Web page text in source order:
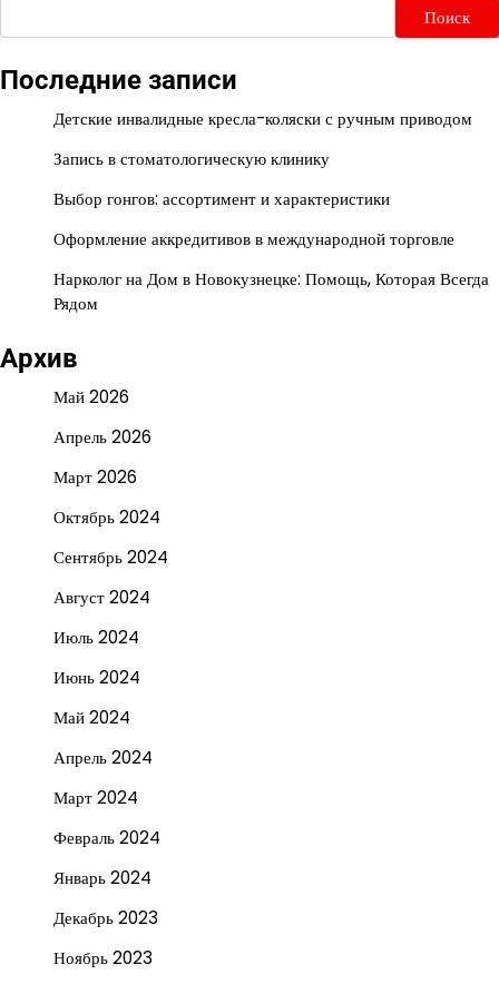
Поиск
Последние записи
Детские инвалидные кресла-коляски с ручным приводом
Запись в стоматологическую клинику
Выбор гонгов: ассортимент и характеристики
Оформление аккредитивов в международной торговле
Нарколог на Дом в Новокузнецке: Помощь, Которая Всегда
Рядом
Архив
Май 2026
Апрель 2026
Март 2026
Октябрь 2024
Сентябрь 2024
Август 2024
Июль 2024
Июнь 2024
Май 2024
Апрель 2024
Март 2024
Февраль 2024
Январь 2024
Декабрь 2023
Ноябрь 2023